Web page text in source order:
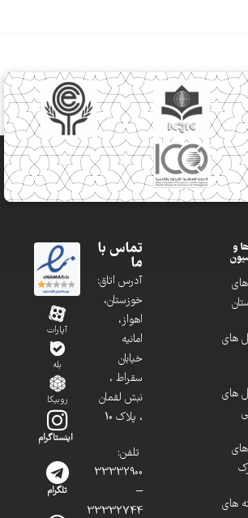
و
های
های
های
تماس با
ما
آدرس اتاق:
خوزستان،
اهواز،
امانیه
خیابان
سقراط ،
نبش لقمان
، پلاک 10
تلفن:
33332900
–
33332744
آپارات
بله
روبیکا
اینستاگرام
تلگرام